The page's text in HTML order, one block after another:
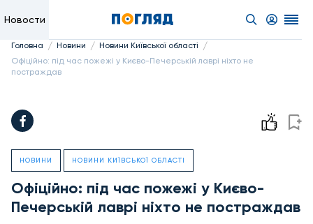
Новости
Головна / Новини / Новини Київської області /
Офіційно: під час пожежі у Києво-Печерській лаврі ніхто не
постраждав
НОВИНИ НОВИНИ КИЇВСЬКОЇ ОБЛАСТІ
Офіційно: під час пожежі у Києво-
Печерській лаврі ніхто не постраждав